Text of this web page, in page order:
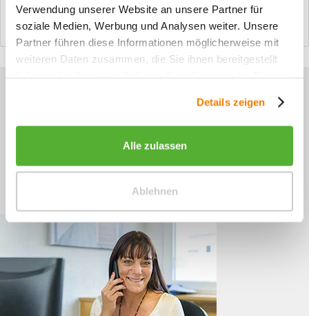
Verwendung unserer Website an unsere Partner für
soziale Medien, Werbung und Analysen weiter. Unsere
Partner führen diese Informationen möglicherweise mit
weiteren Daten zusammen, die Sie ihnen bereitgestellt
Details zeigen
Alle zulassen
Ablehnen
Bewertungen
0
Bewertungen lesen, schreiben und diskutieren...mehr
Sie haben Fragen zu unseren
+49 (0)4244 965 34 04
Mo - Do, 09:00 - 16:00 Uhr
und Fr, 09:00 - 13:00 Uhr